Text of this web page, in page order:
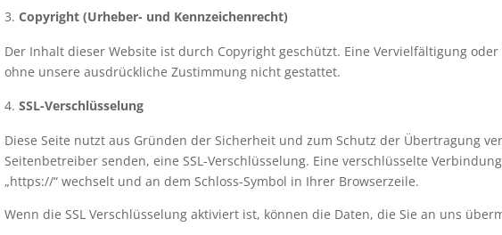
Copyright (Urheber- und Kennzeichenrecht)
Der Inhalt dieser Website ist durch Copyright geschützt. Eine Vervielfältigung
ohne unsere ausdrückliche Zustimmung nicht gestattet.
SSL-Verschlüsselung
Diese Seite nutzt aus Gründen der Sicherheit und zum Schutz der Übertragung
Seitenbetreiber senden, eine SSL-Verschlüsselung. Eine verschlüsselte
„https://“ wechselt und an dem Schloss-Symbol in Ihrer Browserzeile.
Wenn die SSL Verschlüsselung aktiviert ist, können die Daten, die Sie an uns